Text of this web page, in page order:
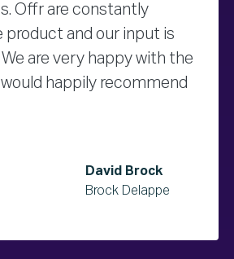
Offr are constantly
product and our input is
are very happy with the
happily recommend
David Brock
Brock Delappe